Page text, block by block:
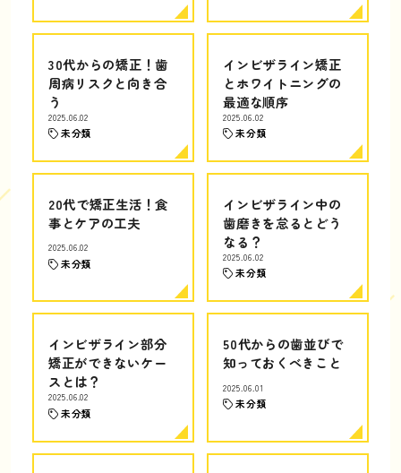
30代からの矯正！歯
周病リスクと向き合
う
2025.06.02
未分類
インビザライン矯正
とホワイトニングの
最適な順序
2025.06.02
未分類
20代で矯正生活！食
事とケアの工夫
2025.06.02
未分類
インビザライン中の
歯磨きを怠るとどう
なる？
2025.06.02
未分類
インビザライン部分
矯正ができないケー
スとは？
2025.06.02
未分類
50代からの歯並びで
知っておくべきこと
2025.06.01
未分類